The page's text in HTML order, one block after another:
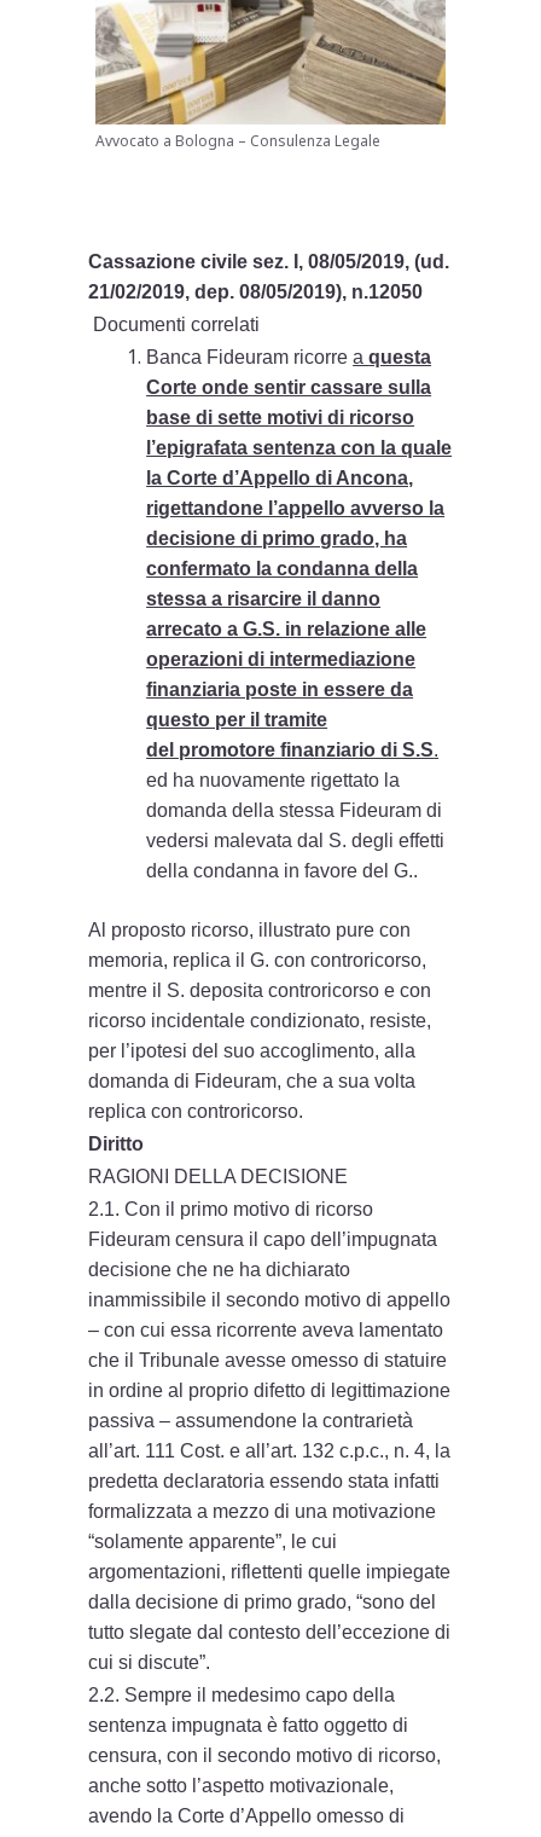
Avvocato a Bologna – Consulenza Legale
Cassazione civile sez. I, 08/05/2019, (ud.
21/02/2019, dep. 08/05/2019), n.12050
Documenti correlati
Banca Fideuram ricorreaquesta
Corte onde sentir cassare sulla
base di sette motivi di ricorso
l’epigrafata sentenza con la quale
la Corte d’Appello di Ancona,
rigettandone l’appello avverso la
decisione di primo grado, ha
confermato la condanna della
stessa a risarcire il danno
arrecato a G.S. in relazione alle
operazioni di intermediazione
finanziaria poste in essere da
questo per il tramite
del promotore finanziario di S.S.
ed ha nuovamente rigettato la
domanda della stessa Fideuram di
vedersi malevata dal S. degli effetti
della condanna in favore del G..
Al proposto ricorso, illustrato pure con
memoria, replica il G. con controricorso,
mentre il S. deposita controricorso e con
ricorso incidentale condizionato, resiste,
per l’ipotesi del suo accoglimento, alla
domanda di Fideuram, che a sua volta
replica con controricorso.
Diritto
RAGIONI DELLA DECISIONE
2.1. Con il primo motivo di ricorso
Fideuram censura il capo dell’impugnata
decisione che ne ha dichiarato
inammissibile il secondo motivo di appello
– con cui essa ricorrente aveva lamentato
che il Tribunale avesse omesso di statuire
in ordine al proprio difetto di legittimazione
passiva – assumendone la contrarietà
all’art. 111 Cost. e all’art. 132 c.p.c., n. 4, la
predetta declaratoria essendo stata infatti
formalizzata a mezzo di una motivazione
“solamente apparente”, le cui
argomentazioni, riflettenti quelle impiegate
dalla decisione di primo grado, “sono del
tutto slegate dal contesto dell’eccezione di
cui si discute”.
2.2. Sempre il medesimo capo della
sentenza impugnata è fatto oggetto di
censura, con il secondo motivo di ricorso,
anche sotto l’aspetto motivazionale,
avendo la Corte d’Appello omesso di